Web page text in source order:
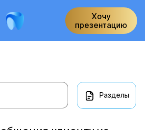
Хочу
презентацию
Разделы